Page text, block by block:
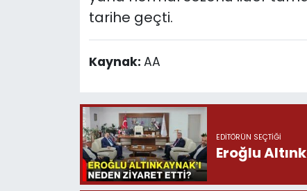
tarihe geçti.
Kaynak: AA
EDITÖRÜN SEÇTIĞI
Eroğlu